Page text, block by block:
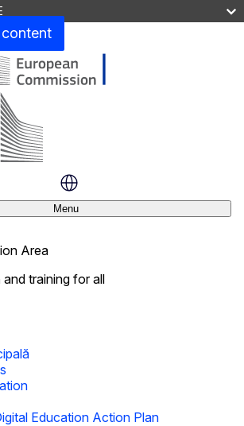
Menu
Area
training for all
Action Plan 2021-2027
educația digitală
Education Action Plan